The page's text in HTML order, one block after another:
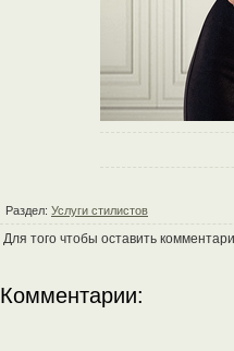
Раздел: Услуги стилистов
Для того чтобы оставить
Комментарии: